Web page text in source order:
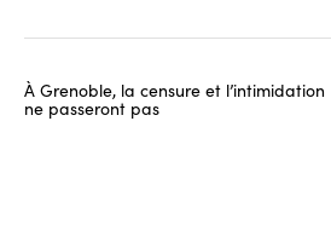
À Grenoble, la censure et l’intimidation
ne passeront pas